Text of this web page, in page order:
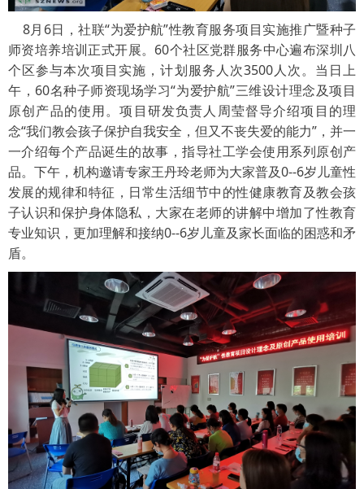
8月 6日，社联“为爱护航”性教育服务项目实施推广暨种子
师资培养培训正式开展。 60个社区党群服务中心遍布深圳八
个区参与本次项目实施，计划服务人次3500人次。当日上
午， 60名种子师资现场学习“为爱护航”三维设计理念及项目
原创产品的使用。项目研发负责人周莹督导介绍项目的理
念“我们教会孩子保护自我安全，但又不丧失爱的能力”，并一
一介绍每个产品诞生的故事，指导社工学会使用系列原创产
品。下午，机构邀请专家王丹玲老师为大家普及0--6岁儿童性
发展的规律和特征，日常生活细节中的性健康教育及教会孩
子认识和保护身体隐私，大家在老师的讲解中增加了性教育
专业知识，更加理解和接纳0--6岁儿童及家长面临的困惑和矛
盾。